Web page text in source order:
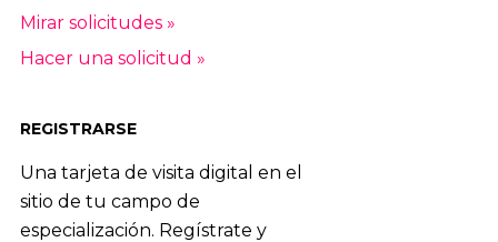
Mirar solicitudes »
Hacer una solicitud »
REGISTRARSE
Una tarjeta de visita digital en el
sitio de tu campo de
especialización. Regístrate y